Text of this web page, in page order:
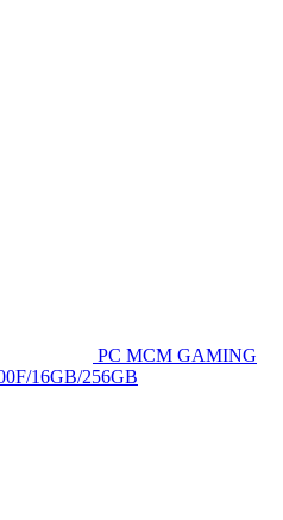
PC MCM GAMING
16GB/256GB